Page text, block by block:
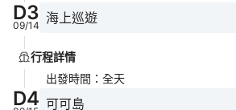
D3
09/14 海上巡遊
行程詳情
出發時間 ： 全天
D4 可可島